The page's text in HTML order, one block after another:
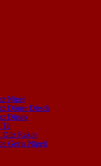
Nipel
Döner Dirsek
Dirsek
Te
Düz Rakor
Geçiş Nipeli